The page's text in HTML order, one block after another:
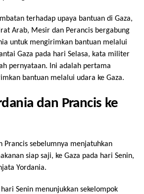
terhadap upaya bantuan di Gaza,
Arab, Mesir dan Perancis bergabung
untuk mengirimkan bantuan melalui
Gaza pada hari Selasa, kata militer
pernyataan. Ini adalah pertama
bantuan melalui udara ke Gaza.
dan Prancis ke
Prancis sebelumnya menjatuhkan
siap saji, ke Gaza pada hari Senin,
Yordania.
Senin menunjukkan sekelompok